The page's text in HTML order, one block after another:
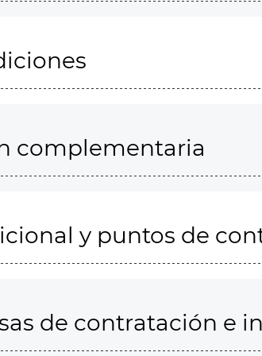
complementaria
y puntos de
de contratación e